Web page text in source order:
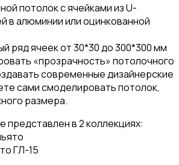
потолок с ячейками из U-
в алюминии или оцинкованной
ряд ячеек от 30*30 до 300*300 мм
«прозрачность» потолочного
современные дизайнерские
сами смоделировать потолок,
размера.
представлен в 2 коллекциях:
ГЛ-15